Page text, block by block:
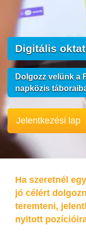
Digitális
Dolgozz velünk a
napközis
Jelentkezési lap
Ha szeretnél
jó célért
teremteni,
nyitott